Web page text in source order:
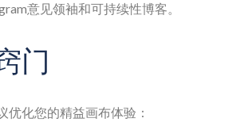
意见领袖和可持续性博客。
门
优化您的精益画布体验：